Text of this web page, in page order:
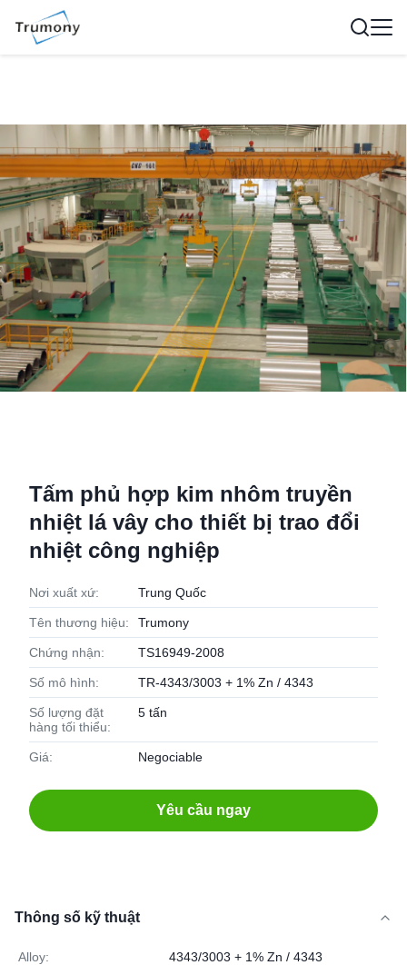
Tấm phủ hợp kim nhôm truyền
nhiệt lá vây cho thiết bị trao đổi
nhiệt công nghiệp
Nơi xuất xứ: Trung Quốc
Tên thương hiệu: Trumony
Chứng nhận: TS16949-2008
Số mô hình: TR-4343/3003 + 1% Zn / 4343
Số lượng đặt
hàng tối thiểu:
5 tấn
Giá: Negociable
Yêu cầu ngay
Thông số kỹ thuật
Alloy: 4343/3003 + 1% Zn / 4343